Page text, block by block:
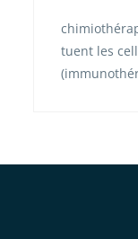
tuent les